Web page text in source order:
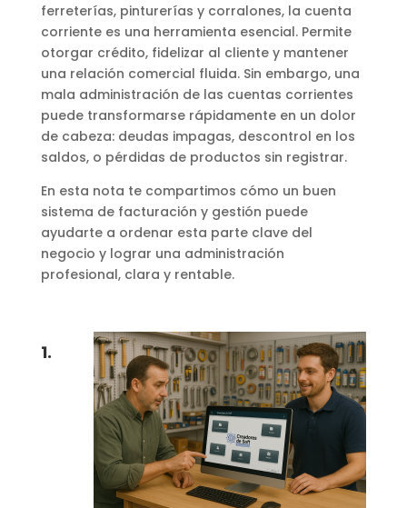
ferreterías, pinturerías y corralones, la cuenta
corriente es una herramienta esencial. Permite
otorgar crédito, fidelizar al cliente y mantener
una relación comercial fluida. Sin embargo, una
mala administración de las cuentas corrientes
puede transformarse rápidamente en un dolor
de cabeza: deudas impagas, descontrol en los
saldos, o pérdidas de productos sin registrar.
En esta nota te compartimos cómo un buen
sistema de facturación y gestión puede
ayudarte a ordenar esta parte clave del
negocio y lograr una administración
profesional, clara y rentable.
1.